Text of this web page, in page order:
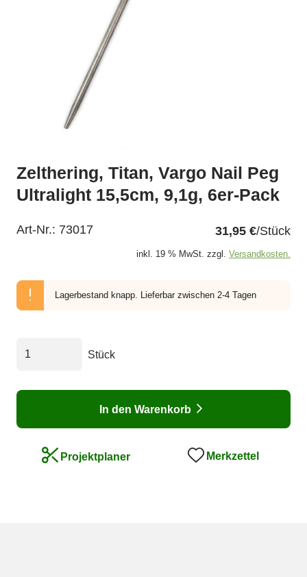
Zelthering, Titan, Vargo Nail Peg
Ultralight 15,5cm, 9,1g, 6er-Pack
Art-Nr.: 73017 31,95 €/Stück
inkl. 19 % MwSt. zzgl. Versandkosten.
Lagerbestand knapp. Lieferbar zwischen 2-4 Tagen
Stück
In den Warenkorb
Projektplaner Merkzettel